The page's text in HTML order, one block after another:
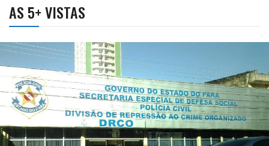
AS 5+ VISTAS